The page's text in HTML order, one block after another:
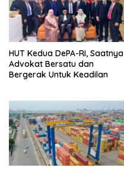
HUT Kedua DePA-RI, Saatnya
Advokat Bersatu dan
Bergerak Untuk Keadilan